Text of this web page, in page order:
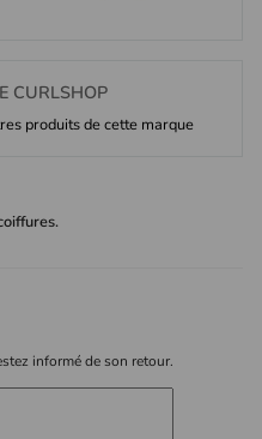
CURLSHOP
produits de cette marque
informé de son retour.